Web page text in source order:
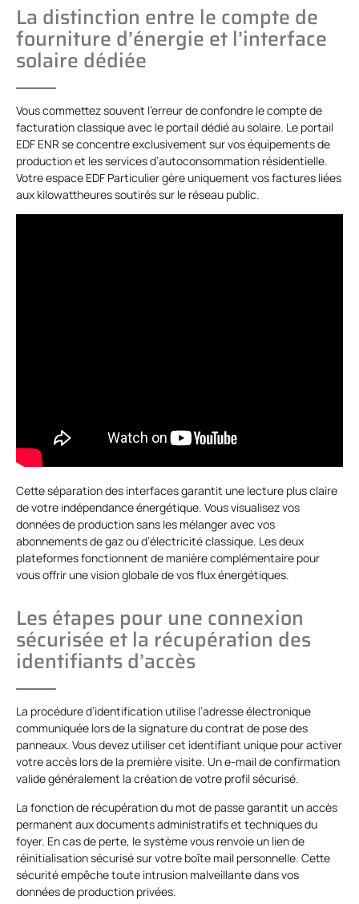
La distinction entre le compte de
fourniture d’énergie et l’interface
solaire dédiée
Vous commettez souvent l’erreur de confondre le compte de
facturation classique avec le portail dédié au solaire. Le portail
EDF ENR se concentre exclusivement sur vos équipements de
production et les services d’autoconsommation résidentielle.
Votre espace EDF Particulier gère uniquement vos factures liées
aux kilowattheures soutirés sur le réseau public.
Cette séparation des interfaces garantit une lecture plus claire
de votre indépendance énergétique. Vous visualisez vos
données de production sans les mélanger avec vos
abonnements de gaz ou d’électricité classique. Les deux
plateformes fonctionnent de manière complémentaire pour
vous offrir une vision globale de vos flux énergétiques.
Les étapes pour une connexion
sécurisée et la récupération des
identifiants d’accès
La procédure d’identification utilise l’adresse électronique
communiquée lors de la signature du contrat de pose des
panneaux. Vous devez utiliser cet identifiant unique pour activer
votre accès lors de la première visite. Un e-mail de confirmation
valide généralement la création de votre profil sécurisé.
La fonction de récupération du mot de passe garantit un accès
permanent aux documents administratifs et techniques du
foyer. En cas de perte, le système vous renvoie un lien de
réinitialisation sécurisé sur votre boîte mail personnelle. Cette
sécurité empêche toute intrusion malveillante dans vos
données de production privées.